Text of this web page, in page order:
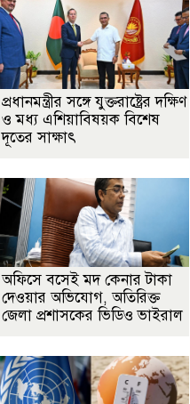
প্রধানমন্ত্রীর সঙ্গে যুক্তরাষ্ট্রের দক্ষিণ
ও মধ্য এশিয়াবিষয়ক বিশেষ
দূতের সাক্ষাৎ
অফিসে বসেই মদ কেনার টাকা
দেওয়ার অভিযোগ, অতিরিক্ত
জেলা প্রশাসকের ভিডিও ভাইরাল